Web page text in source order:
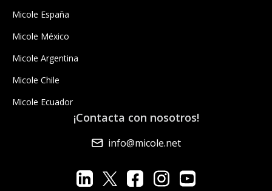
Micole España
Micole México
Micole Argentina
Micole Chile
Micole Ecuador
¡Contacta con nosotros!
info@micole.net